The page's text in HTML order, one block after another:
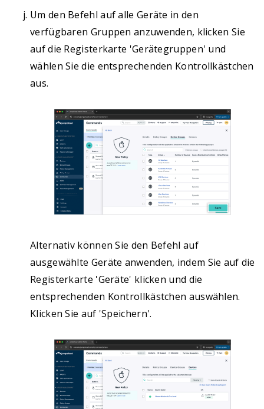
Um den Befehl auf alle Geräte in den
verfügbaren Gruppen anzuwenden, klicken Sie
auf die Registerkarte 'Gerätegruppen' und
wählen Sie die entsprechenden Kontrollkästchen
aus.
Alternativ können Sie den Befehl auf
ausgewählte Geräte anwenden, indem Sie auf die
Registerkarte 'Geräte' klicken und die
entsprechenden Kontrollkästchen auswählen.
Klicken Sie auf 'Speichern'.